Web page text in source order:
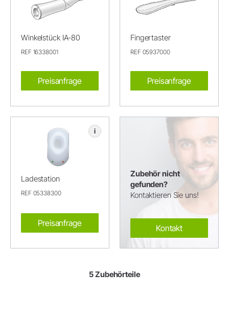
Winkelstück IA-80
REF 16338001
Preisanfrage
Fingertaster
REF 05937000
Preisanfrage
i
Ladestation
REF 05338300
Preisanfrage
Zubehör nicht
gefunden?
Kontaktieren Sie uns!
Kontakt
5 Zubehörteile